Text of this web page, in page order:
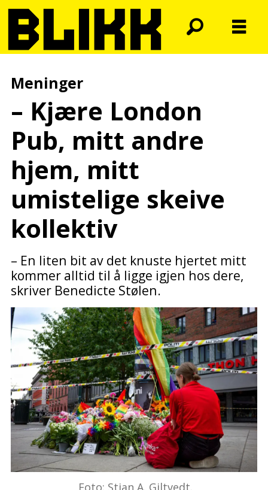
Meninger
– Kjære London
Pub, mitt andre
hjem, mitt
umistelige skeive
kollektiv
– En liten bit av det knuste hjertet mitt
kommer alltid til å ligge igjen hos dere,
skriver Benedicte Stølen.
Foto: Stian A. Giltvedt.